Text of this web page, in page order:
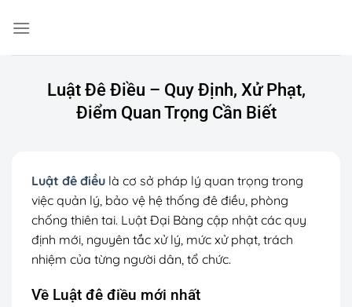
đến
Luật Đê Điều – Quy Định, Xử Phạt,
Điểm Quan Trọng Cần Biết
Luật đê điều là cơ sở pháp lý quan trọng trong
việc quản lý, bảo vệ hệ thống đê điều, phòng
chống thiên tai. Luật Đại Bàng cập nhật các quy
định mới, nguyên tắc xử lý, mức xử phạt, trách
nhiệm của từng người dân, tổ chức.
Về Luật đê điều mới nhất